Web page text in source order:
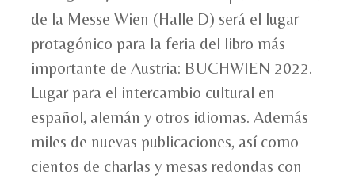
de la Messe Wien (Halle D) será el lugar
protagónico para la feria del libro más
importante de Austria: BUCHWIEN 2022.
Lugar para el intercambio cultural en
español, alemán y otros idiomas. Además
miles de nuevas publicaciones, así como
cientos de charlas y mesas redondas con